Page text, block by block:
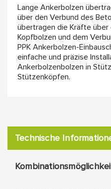
Lange Ankerbolzen
über den Verbund des
übertragen die Kräfte über
Kopfbolzen und dem
PPK Ankerbolzen-
einfache und präzise
Ankerbolzenbolzen in
Stützenköpfen.
Technische